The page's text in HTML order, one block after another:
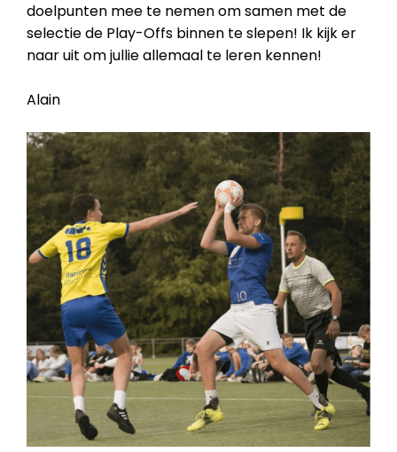
doelpunten mee te nemen om samen met de
selectie de Play-Offs binnen te slepen! Ik kijk er
naar uit om jullie allemaal te leren kennen!
Alain